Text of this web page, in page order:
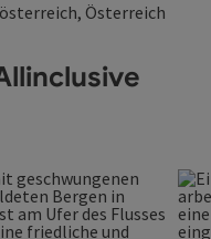
Österreich